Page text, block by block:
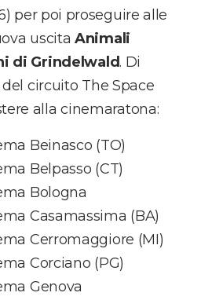
per poi proseguire alle
uscitaAnimali
di Grindelwald. Di
del circuito The Space
alla cinemaratona:
Beinasco (TO)
Belpasso (CT)
Bologna
Casamassima (BA)
Cerromaggiore (MI)
Corciano (PG)
Genova